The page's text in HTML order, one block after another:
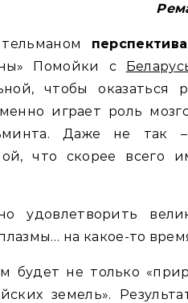
перспектива
Помойки с
чтобы оказаться
играет роль
Даже не так –
что скорее всего
удовлетворить
на какое-то
будет не только
земель».